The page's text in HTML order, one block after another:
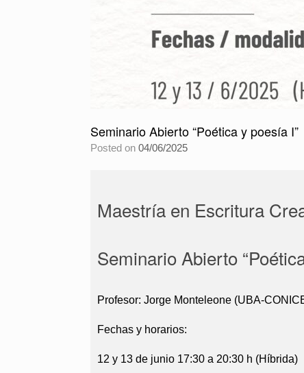
Seminario Abierto “Poética y poesía I”
Posted on 04/06/2025
Maestría en Escritura
Seminario Abierto
Profesor: Jorge Monteleone (UBA-
Fechas y horarios:
12 y 13 de junio 17:30 a 20:30 h (Híbrida)